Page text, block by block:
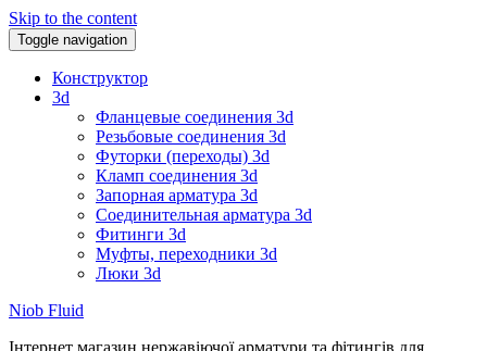
Skip to the content
Toggle navigation
Конструктор
3d
Фланцевые соединения 3d
Резьбовые соединения 3d
Футорки (переходы) 3d
Кламп соединения 3d
Запорная арматура 3d
Соединительная арматура 3d
Фитинги 3d
Муфты, переходники 3d
Люки 3d
Niob Fluid
Інтернет магазин нержавіючої арматури та фітингів для